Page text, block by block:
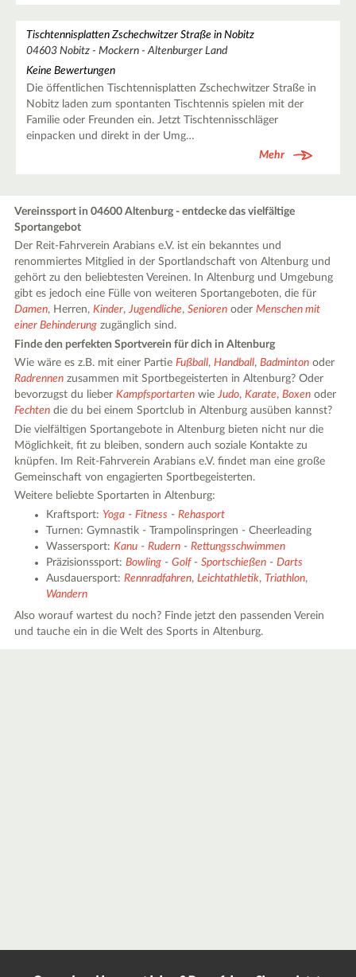
Tischtennisplatten Zschechwitzer Straße in Nobitz
04603 Nobitz - Mockern - Altenburger Land
Keine Bewertungen
Die öffentlichen Tischtennisplatten Zschechwitzer Straße in
Nobitz laden zum spontanten Tischtennis spielen mit der
Familie oder Freunden ein. Jetzt Tischtennisschläger
einpacken und direkt in der Umg…
Mehr
Vereinssport in 04600 Altenburg - entdecke das vielfältige
Sportangebot
Der Reit-Fahrverein Arabians e.V. ist ein bekanntes und
renommiertes Mitglied in der Sportlandschaft von Altenburg und
gehört zu den beliebtesten Vereinen. In Altenburg und Umgebung
gibt es jedoch eine Fülle von weiteren Sportangeboten, die für
Damen, Herren,Kinder,Jugendliche,Senioren oderMenschen mit
einer Behinderung zugänglich sind.
Finde den perfekten Sportverein für dich in Altenburg
Wie wäre es z.B. mit einer PartieFußball,Handball,Badminton oder
Radrennen zusammen mit Sportbegeisterten in Altenburg? Oder
bevorzugst du lieberKampfsportarten wieJudo,Karate,Boxen oder
Fechten die du bei einem Sportclub in Altenburg ausüben kannst?
Die vielfältigen Sportangebote in Altenburg bieten nicht nur die
Möglichkeit, fit zu bleiben, sondern auch soziale Kontakte zu
knüpfen. Im Reit-Fahrverein Arabians e.V. findet man eine große
Gemeinschaft von engagierten Sportbegeisterten.
Weitere beliebte Sportarten in Altenburg:
Kraftsport: Yoga -Fitness -Rehasport
Turnen: Gymnastik - Trampolinspringen - Cheerleading
Wassersport:Kanu -Rudern -Rettungsschwimmen
Präzisionssport:Bowling -Golf-Sportschießen -Darts
Ausdauersport:Rennradfahren,Leichtathletik,Triathlon,
Wandern
Also worauf wartest du noch? Finde jetzt den passenden Verein
und tauche ein in die Welt des Sports in Altenburg.